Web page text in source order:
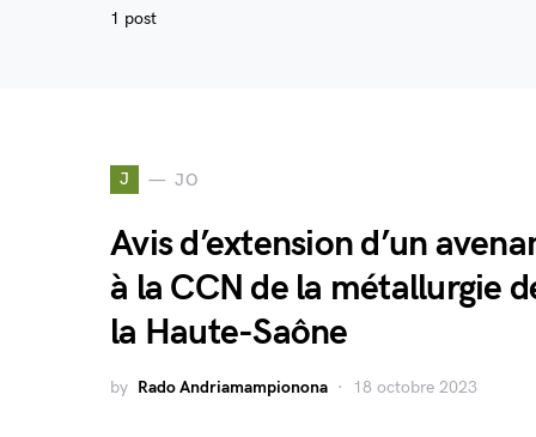
1 post
J JO
Avis d’extension d’un
à la CCN de la métallurgie
la Haute-Saône
by Rado Andriamampionona 18 octobre 2023